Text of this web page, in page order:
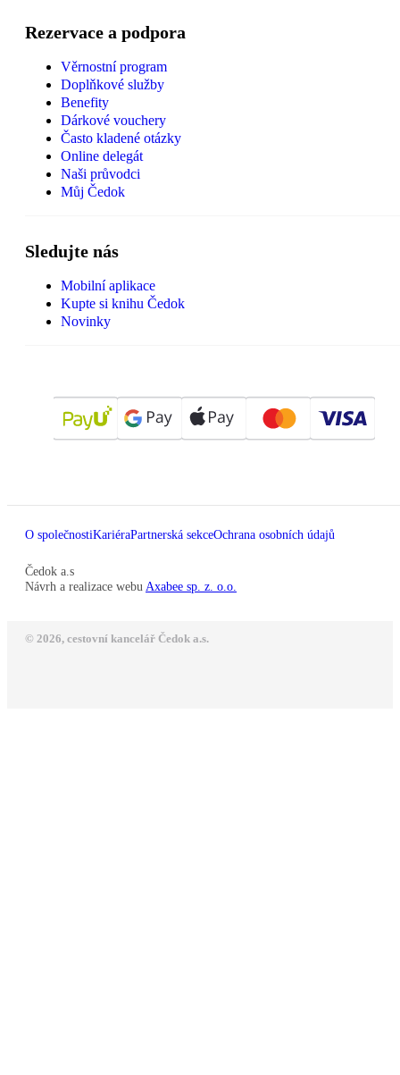
Rezervace a podpora
Věrnostní program
Doplňkové služby
Benefity
Dárkové vouchery
Často kladené otázky
Online delegát
Naši průvodci
Můj Čedok
Sledujte nás
Mobilní aplikace
Kupte si knihu Čedok
Novinky
O společnostiKariéraPartnerská sekceOchrana osobních údajů
Čedok a.s
Návrh a realizace webu Axabee sp. z. o.o.
© 2026, cestovní kancelář Čedok a.s.